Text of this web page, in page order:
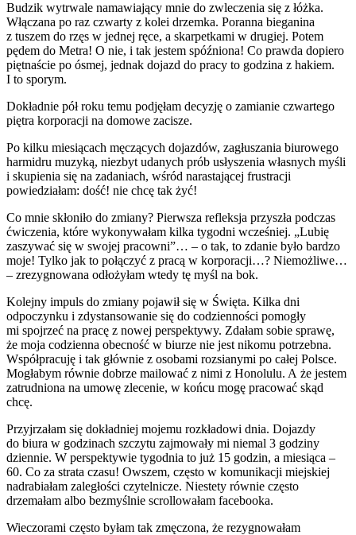
Budzik wytrwale namawiający mnie do zwleczenia się z łóżka.
Włączana po raz czwarty z kolei drzemka. Poranna bieganina
z tuszem do rzęs w jednej ręce, a skarpetkami w drugiej. Potem
pędem do Metra! O nie, i tak jestem spóźniona! Co prawda dopiero
piętnaście po ósmej, jednak dojazd do pracy to godzina z hakiem.
I to sporym.
Dokładnie pół roku temu podjęłam decyzję o zamianie czwartego
piętra korporacji na domowe zacisze.
Po kilku miesiącach męczących dojazdów, zagłuszania biurowego
harmidru muzyką, niezbyt udanych prób usłyszenia własnych myśli
i skupienia się na zadaniach, wśród narastającej frustracji
powiedziałam: dość! nie chcę tak żyć!
Co mnie skłoniło do zmiany? Pierwsza refleksja przyszła podczas
ćwiczenia, które wykonywałam kilka tygodni wcześniej. „Lubię
zaszywać się w swojej pracowni”… – o tak, to zdanie było bardzo
moje! Tylko jak to połączyć z pracą w korporacji…? Niemożliwe…
– zrezygnowana odłożyłam wtedy tę myśl na bok.
Kolejny impuls do zmiany pojawił się w Święta. Kilka dni
odpoczynku i zdystansowanie się do codzienności pomogły
mi spojrzeć na pracę z nowej perspektywy. Zdałam sobie sprawę,
że moja codzienna obecność w biurze nie jest nikomu potrzebna.
Współpracuję i tak głównie z osobami rozsianymi po całej Polsce.
Mogłabym równie dobrze mailować z nimi z Honolulu. A że jestem
zatrudniona na umowę zlecenie, w końcu mogę pracować skąd
chcę.
Przyjrzałam się dokładniej mojemu rozkładowi dnia. Dojazdy
do biura w godzinach szczytu zajmowały mi niemal 3 godziny
dziennie. W perspektywie tygodnia to już 15 godzin, a miesiąca –
60. Co za strata czasu! Owszem, często w komunikacji miejskiej
nadrabiałam zaległości czytelnicze. Niestety równie często
drzemałam albo bezmyślnie scrollowałam facebooka.
Wieczorami często byłam tak zmęczona, że rezygnowałam